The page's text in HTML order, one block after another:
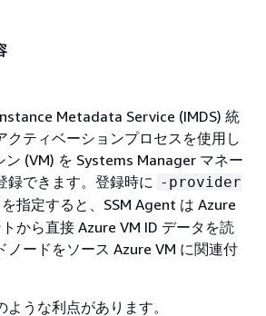
Metadata Service (IMDS) 統
クティベーションプロセスを使用し
ン (VM) を Systems Manager マネー
録できます。登録時に -provider
指定すると、SSM Agent は Azure
から直接 Azure VM ID データを読
ノードをソース Azure VM に関連付
うな利点があります。